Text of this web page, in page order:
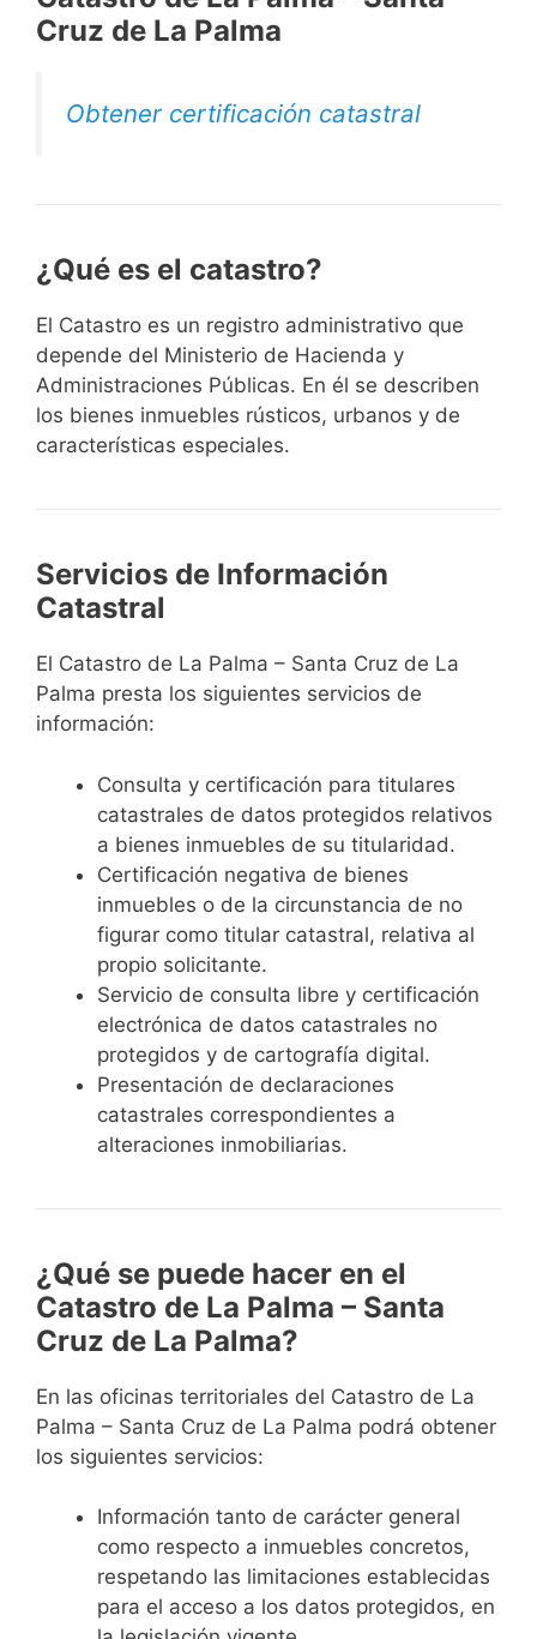
Cruz de La Palma
Obtener certificación catastral
¿Qué es el catastro?
El Catastro es un registro administrativo que
depende del Ministerio de Hacienda y
Administraciones Públicas. En él se describen
los bienes inmuebles rústicos, urbanos y de
características especiales.
Servicios de Información
Catastral
El Catastro de La Palma – Santa Cruz de La
Palma presta los siguientes servicios de
información:
Consulta y certificación para titulares
catastrales de datos protegidos relativos
a bienes inmuebles de su titularidad.
Certificación negativa de bienes
inmuebles o de la circunstancia de no
figurar como titular catastral, relativa al
propio solicitante.
Servicio de consulta libre y certificación
electrónica de datos catastrales no
protegidos y de cartografía digital.
Presentación de declaraciones
catastrales correspondientes a
alteraciones inmobiliarias.
¿Qué se puede hacer en el
Catastro de La Palma – Santa
Cruz de La Palma?
En las oficinas territoriales del Catastro de La
Palma – Santa Cruz de La Palma podrá obtener
los siguientes servicios:
Información tanto de carácter general
como respecto a inmuebles concretos,
respetando las limitaciones establecidas
para el acceso a los datos protegidos, en